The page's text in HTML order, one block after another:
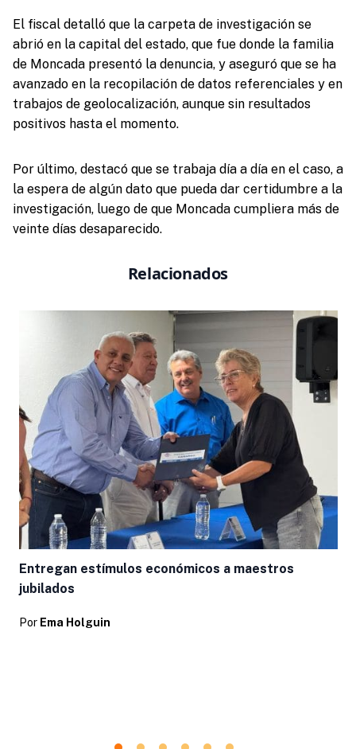
El fiscal detalló que la carpeta de investigación se
abrió en la capital del estado, que fue donde la familia
de Moncada presentó la denuncia, y aseguró que se ha
avanzado en la recopilación de datos referenciales y en
trabajos de geolocalización, aunque sin resultados
positivos hasta el momento.
Por último, destacó que se trabaja día a día en el caso, a
la espera de algún dato que pueda dar certidumbre a la
investigación, luego de que Moncada cumpliera más de
veinte días desaparecido.
Relacionados
Entregan estímulos económicos a maestros
jubilados
Por Ema Holguin